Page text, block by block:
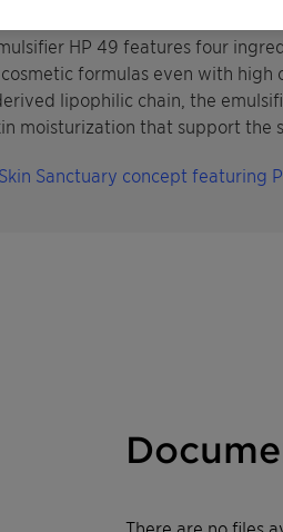
HP 49 features four
formulas even with high
lipophilic chain, the
moisturization that support the
Sanctuary concept featuring
There are no files